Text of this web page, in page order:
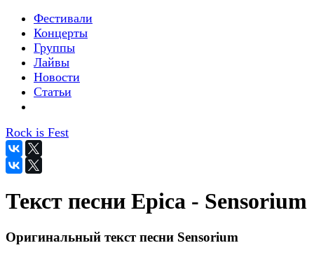
Фестивали
Концерты
Группы
Лайвы
Новости
Статьи
Rock is Fest
Текст песни Epica - Sensorium
Оригинальный текст песни Sensorium